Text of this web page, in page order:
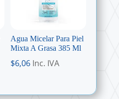
Agua Micelar Para Piel
Mixta A Grasa 385 Ml
$6,06 Inc. IVA